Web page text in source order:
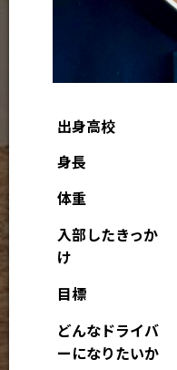
出身高校
身長
体重
入部したきっか
け
目標
どんなドライバ
ーになりたいか